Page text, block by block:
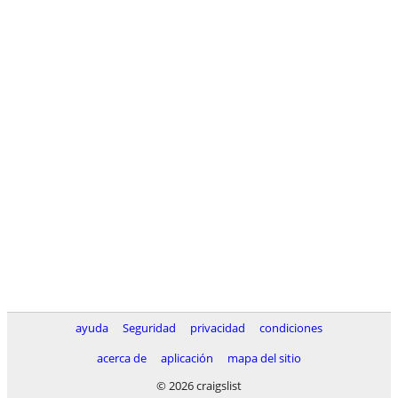
ayuda Seguridad privacidad
condiciones
acerca de
aplicación
mapa del sitio
© 2026 craigslist